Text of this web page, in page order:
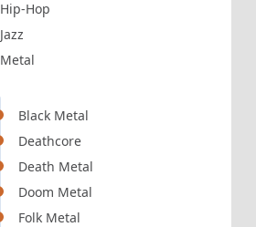
Hip-Hop
Jazz
Metal
Black Metal
Deathcore
Death Metal
Doom Metal
Folk Metal